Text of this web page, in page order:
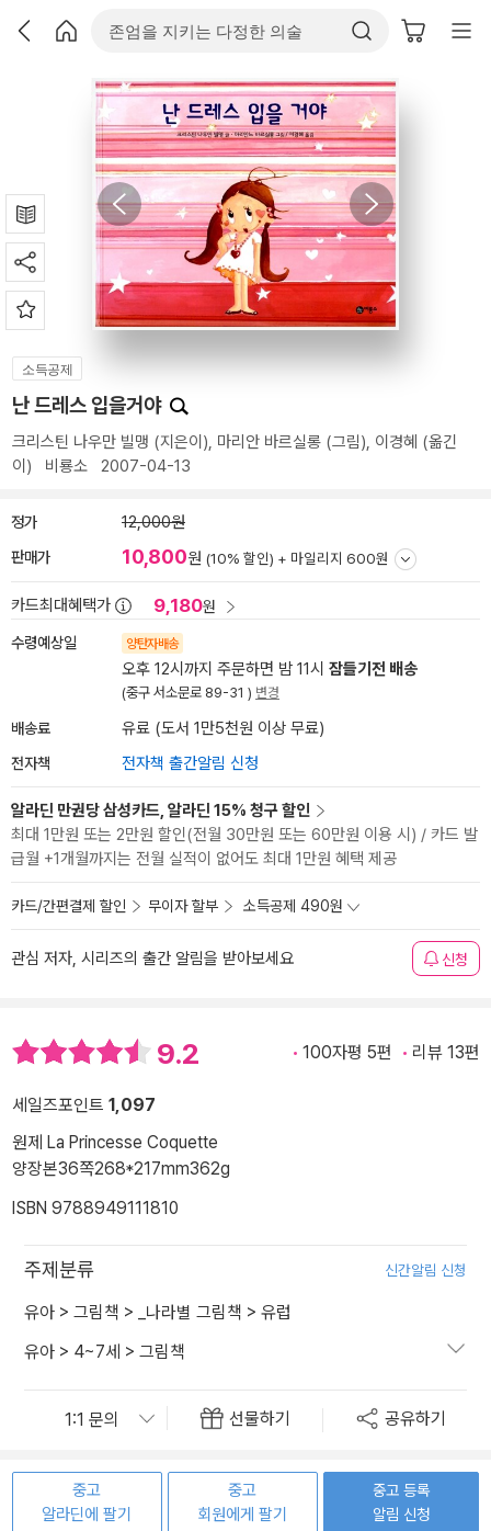
소득공제
난 드레스 입을거야
크리스틴 나우만 빌맹 (지은이), 마리안 바르실롱 (그림), 이경혜 (옮긴
이) 비룡소 2007-04-13
정가 12,000원
판매가 10,800원 (10% 할인) + 마일리지 600원
카드최대혜택가 9,180원
수령예상일 양탄자배송
오후 12시까지 주문하면 밤 11시 잠들기전 배송
(중구 서소문로 89-31 ) 변경
배송료 유료 (도서 1만5천원 이상 무료)
전자책 전자책 출간알림 신청
알라딘 만권당 삼성카드, 알라딘 15% 청구 할인
최대 1만원 또는 2만원 할인(전월 30만원 또는 60만원 이용 시) / 카드 발
급월 +1개월까지는 전월 실적이 없어도 최대 1만원 혜택 제공
카드/간편결제 할인 무이자 할부 소득공제 490원
관심 저자, 시리즈의 출간 알림을 받아보세요 신청
9.2 100자평 5편 리뷰 13편
세일즈포인트 1,097
원제 La Princesse Coquette
양장본36쪽268*217mm362g
ISBN 9788949111810
주제분류 신간알림 신청
유아 > 그림책 > _나라별 그림책 > 유럽
유아 > 4~7세 > 그림책
선물하기 공유하기
중고
알라딘에 팔기
중고
회원에게 팔기
중고 등록
알림 신청